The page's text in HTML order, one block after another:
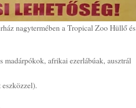
nagytermében a Tropical Zoo Hüllő és
afrikai ezerlábúak, ausztrál